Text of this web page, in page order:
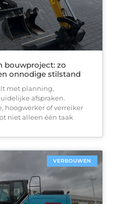
bouwproject: zo
onnodige stilstand
met planning,
afspraken.
hoogwerker of verreiker
niet alleen één taak
VERBOUWEN